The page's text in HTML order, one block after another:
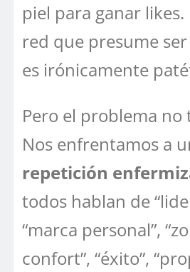
piel para ganar likes.
red que presume
es irónicamente
Pero el problema no
Nos enfrentamos a
repetición
todos hablan de
“marca personal”,
confort”, “éxito”,